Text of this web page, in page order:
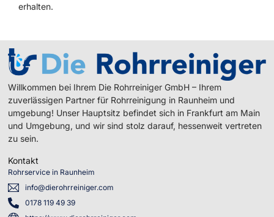
erhalten.
Willkommen bei Ihrem Die Rohrreiniger GmbH – Ihrem
zuverlässigen Partner für Rohrreinigung in Raunheim und
umgebung! Unser Hauptsitz befindet sich in Frankfurt am Main
und Umgebung, und wir sind stolz darauf, hessenweit vertreten
zu sein.
Kontakt
Rohrservice in Raunheim
info@dierohrreiniger.com
0178 119 49 39